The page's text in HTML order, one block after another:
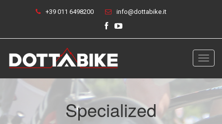
+39 011 6498200 info@dottabike.it
Specialized